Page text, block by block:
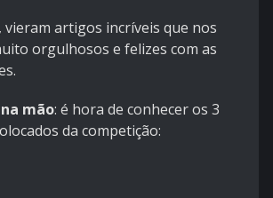
vieram artigos incríveis que nos
orgulhosos e felizes com as
mão: é hora de conhecer os 3
da competição: